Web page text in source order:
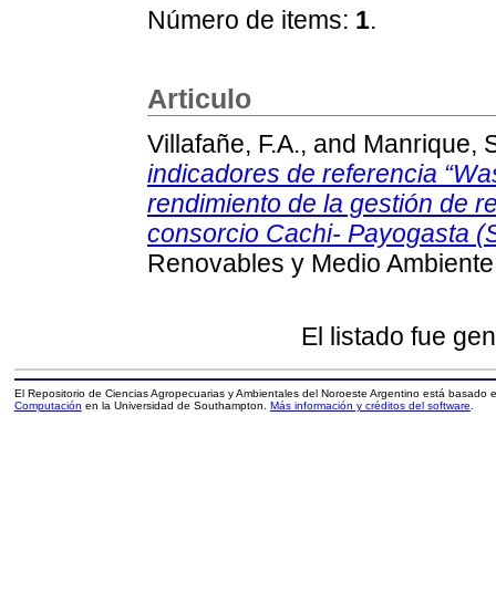
Número de items: 1.
Articulo
Villafañe, F.A., and Manrique,
indicadores de referencia
rendimiento de la gestión de
consorcio Cachi- Payogasta
Renovables y Medio
El listado fue
El Repositorio de Ciencias Agropecuarias y Ambientales del Noroeste Argentino está basado
Computación en la Universidad de Southampton. Más información y créditos del software